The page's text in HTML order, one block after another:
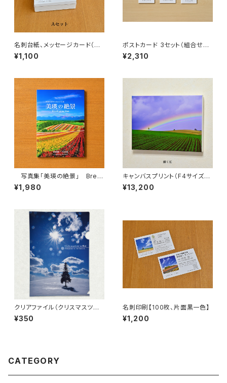
名刺台紙、メッセージカード（４
種類のセットが有り）
¥1,100
ポストカード 3セット（組合せ自
由）
¥2,310
写真集「美瑛の絶景」 Breat
¥1,980
キャンバスプリント（F4サイズ、3
33×242mm）、全3種類
¥13,200
クリアファイル（クリスマスツリ
ー、青い池）
¥350
名刺印刷【100枚、片面黒一色】
¥1,200
CATEGORY